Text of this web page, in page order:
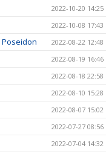
2022-10-20 14:25
2022-10-08 17:43
2022-08-22 12:48
2022-08-19 16:46
2022-08-18 22:58
2022-08-10 15:28
2022-08-07 15:02
2022-07-27 08:56
2022-07-04 14:32